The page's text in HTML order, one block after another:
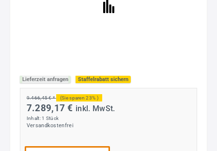
Lieferzeit anfragen Staffelrabatt sichern
9.466,45 € * (Sie sparen 23% )
7.289,17 € inkl. MwSt.
Inhalt: 1 Stück
Versandkostenfrei